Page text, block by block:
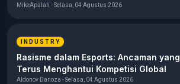
MikeApalah - Selasa, 04 Agustus 2026
INDUSTRY
Rasisme dalam Esports: Ancaman yang
Terus Menghantui Kompetisi Global
Aldonov Danoza - Selasa, 04 Agustus 2026